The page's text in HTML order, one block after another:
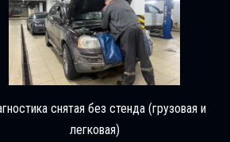
снятая без стенда (грузовая и
легковая)